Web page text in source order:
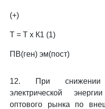
(+)
Т = Т х К1 (1)
ПВ(ген) эм(пост)
12. При снижении
электрической
оптового рынка по